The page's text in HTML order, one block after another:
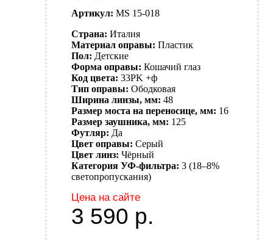
Артикул: MS 15-018
Страна: Италия
Материал оправы: Пластик
Пол: Детские
Форма оправы: Кошачий глаз
Код цвета: 33PK +ф
Тип оправы: Ободковая
Ширина линзы, мм: 48
Размер моста на переносице, мм: 16
Размер заушника, мм: 125
Футляр: Да
Цвет оправы: Серый
Цвет линз: Чёрный
Категория УФ-фильтра: 3 (18–8%
светопропускания)
Цена на сайте
3 590 р.